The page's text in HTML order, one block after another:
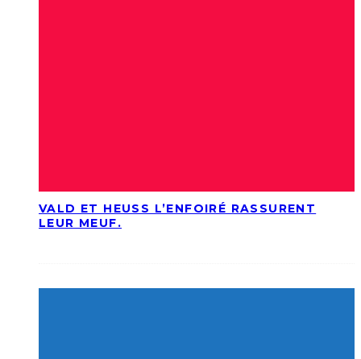
VALD ET HEUSS L’ENFOIRÉ RASSURENT
LEUR MEUF.